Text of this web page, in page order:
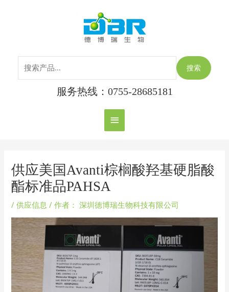
主
菜
单
搜索
服务热线：0755-28685181
供应美国Avanti棕榈酸羟基硬脂酸
酯标准品PAHSA
/供应信息 / 作者： 深圳德博瑞生物科技有限公司